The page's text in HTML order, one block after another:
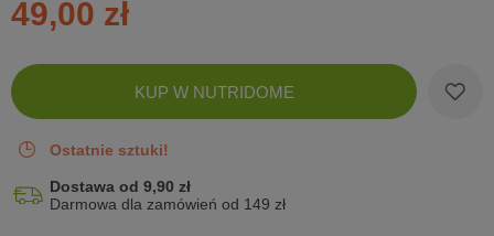
49,00 zł
Zobacz
koszyk
KUP W NUTRIDOME
Ostatnie sztuki!
Dostawa od 9,90 zł
Darmowa dla zamówień od 149 zł